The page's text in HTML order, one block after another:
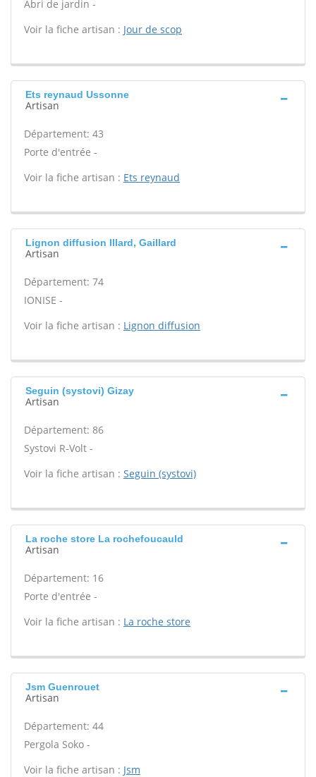
Abri de jardin -
Voir la fiche artisan : Jour de scop
Ets reynaud Ussonne
Artisan
Département: 43
Porte d'entrée -
Voir la fiche artisan : Ets reynaud
Lignon diffusion Illard, Gaillard
Artisan
Département: 74
IONISE -
Voir la fiche artisan : Lignon diffusion
Seguin (systovi) Gizay
Artisan
Département: 86
Systovi R-Volt -
Voir la fiche artisan : Seguin (systovi)
La roche store La rochefoucauld
Artisan
Département: 16
Porte d'entrée -
Voir la fiche artisan : La roche store
Jsm Guenrouet
Artisan
Département: 44
Pergola Soko -
Voir la fiche artisan : Jsm